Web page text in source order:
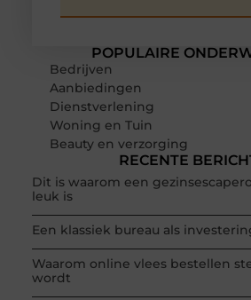
POPULAIRE
Bedrijven
Aanbiedingen
Dienstverlening
Woning en Tuin
Beauty en verzorging
RECENTE
Dit is waarom een
leuk is
Een klassiek bureau als
Waarom online vlees bestellen
wordt